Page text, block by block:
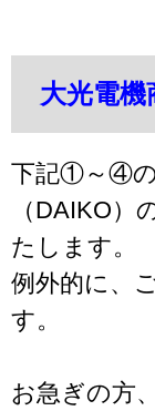
大光電機
下記①～④の
（DAIKO
たします。
例外的に、
す。
お急ぎの方